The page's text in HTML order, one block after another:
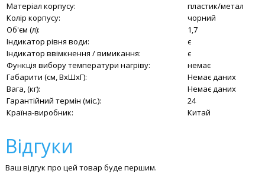
Матеріал корпусу:
пластик/метал
Колір корпусу:
чорний
Об'єм (л):
1,7
Індикатор рівня води:
є
Індикатор ввімкнення / вимикання:
є
Функція вибору температури нагріву:
немає
Габарити (см, ВхШхГ):
Немає даних
Вага, (кг):
Немає даних
Гарантійний термін (міс.):
24
Країна-виробник:
Китай
Відгуки
Ваш відгук про цей товар буде першим.